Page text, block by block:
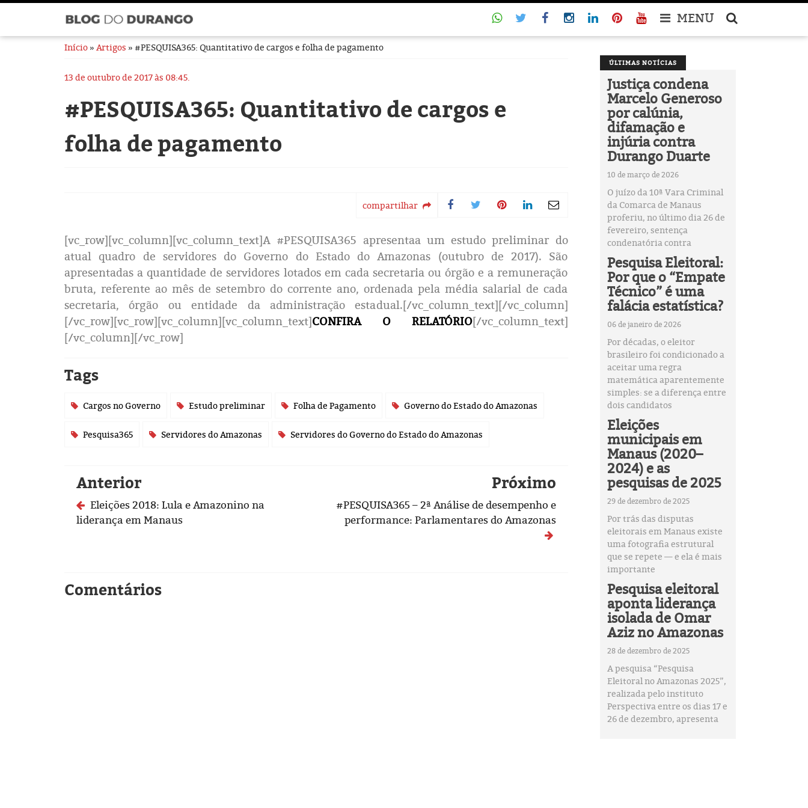
MENU
Início » Artigos » #PESQUISA365: Quantitativo de cargos e folha de pagamento
13 de outubro de 2017 às 08:45.
#PESQUISA365: Quantitativo de cargos e
folha de pagamento
compartilhar
[vc_row][vc_column][vc_column_text]A #PESQUISA365 apresentaa um estudo preliminar do
atual quadro de servidores do Governo do Estado do Amazonas (outubro de 2017). São
apresentadas a quantidade de servidores lotados em cada secretaria ou órgão e a remuneração
bruta, referente ao mês de setembro do corrente ano, ordenada pela média salarial de cada
secretaria, órgão ou entidade da administração estadual.[/vc_column_text][/vc_column]
[/vc_row][vc_row][vc_column][vc_column_text]CONFIRA O RELATÓRIO[/vc_column_text]
[/vc_column][/vc_row]
Tags
Cargos no Governo Estudo preliminar Folha de Pagamento Governo do Estado do Amazonas
Pesquisa365 Servidores do Amazonas Servidores do Governo do Estado do Amazonas
Anterior
Eleições 2018: Lula e Amazonino na
liderança em Manaus
Próximo
#PESQUISA365 – 2ª Análise de desempenho e
performance: Parlamentares do Amazonas
Comentários
ÚLTIMAS NOTÍCIAS
Justiça condena
Marcelo Generoso
por calúnia,
difamação e
injúria contra
Durango Duarte
10 de março de 2026
O juízo da 10ª Vara Criminal
da Comarca de Manaus
proferiu, no último dia 26 de
fevereiro, sentença
condenatória contra
Pesquisa Eleitoral:
Por que o “Empate
Técnico” é uma
falácia estatística?
06 de janeiro de 2026
Por décadas, o eleitor
brasileiro foi condicionado a
aceitar uma regra
matemática aparentemente
simples: se a diferença entre
dois candidatos
Eleições
municipais em
Manaus (2020–
2024) e as
pesquisas de 2025
29 de dezembro de 2025
Por trás das disputas
eleitorais em Manaus existe
uma fotografia estrutural
que se repete — e ela é mais
importante
Pesquisa eleitoral
aponta liderança
isolada de Omar
Aziz no Amazonas
28 de dezembro de 2025
A pesquisa “Pesquisa
Eleitoral no Amazonas 2025”,
realizada pelo instituto
Perspectiva entre os dias 17 e
26 de dezembro, apresenta